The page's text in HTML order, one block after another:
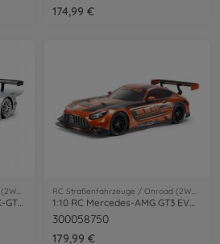
174,99 €
RC Straßenfahrzeuge / Onroad (2WD/4WD)
1:10 RC Mercedes Benz CLK-GT-R 1997 TC-01
RC Straßenfahrzeuge / Onroad (2WD/4WD)
1:10 RC Mercedes-AMG GT3 EVO TT-02
300058750
179,99 €